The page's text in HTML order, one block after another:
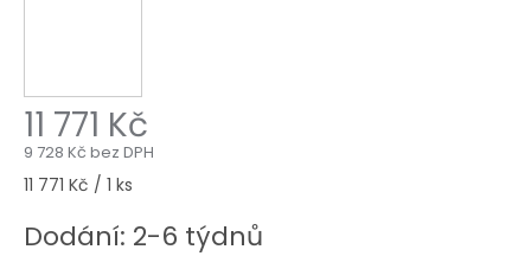
11 771 Kč
9 728 Kč bez DPH
Měrná
11 771 Kč / 1 ks
Dodání: 2-6 týdnů